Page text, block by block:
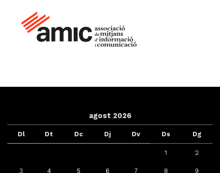
agost 2026
Dl Dt Dc Dj Dv Ds Dg
1 2
3 4 5 6 7 8 9